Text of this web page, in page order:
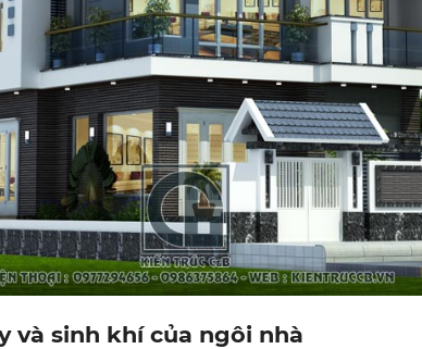
và sinh khí của ngôi nhà